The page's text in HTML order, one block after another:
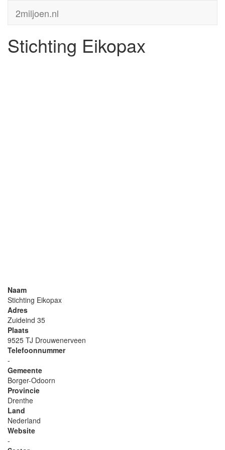
2miljoen.nl
Stichting Eikopax
Naam
Stichting Eikopax
Adres
Zuideind 35
Plaats
9525 TJ Drouwenerveen
Telefoonnummer
-
Gemeente
Borger-Odoorn
Provincie
Drenthe
Land
Nederland
Website
-